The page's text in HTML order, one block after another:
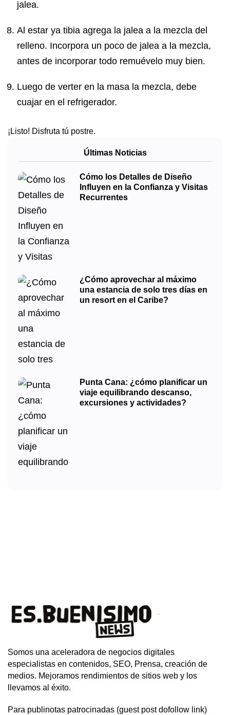
jalea.
Al estar ya tibia agrega la jalea a la mezcla del
relleno. Incorpora un poco de jalea a la mezcla,
antes de incorporar todo remuévelo muy bien.
Luego de verter en la masa la mezcla, debe
cuajar en el refrigerador.
¡Listo! Disfruta tú postre.
Últimas Noticias
Cómo los Detalles de Diseño
Influyen en la Confianza y Visitas
Recurrentes
¿Cómo aprovechar al máximo
una estancia de solo tres días en
un resort en el Caribe?
Punta Cana: ¿cómo planificar un
viaje equilibrando descanso,
excursiones y actividades?
Somos una aceleradora de negocios digitales
especialistas en contenidos, SEO, Prensa, creación de
medios. Mejoramos rendimientos de sitios web y los
llevamos al éxito.
Para publinotas patrocinadas (guest post dofollow link)